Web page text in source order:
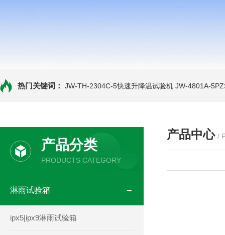
热门关键词： JW-TH-2304C-5快速升降温试验机 JW-4801A-
产品分类
PRODUCTS CATEGORY
淋雨试验箱
ipx5|ipx9淋雨试验箱
产品中心 /